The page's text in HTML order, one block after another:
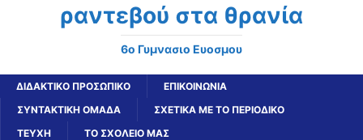
ραντεβού στα θρανία
6o Γυμνασιο Ευοσμου
ΔΙΔΑΚΤΙΚΟ ΠΡΟΣΩΠΙΚΟ
ΕΠΙΚΟΙΝΩΝΙΑ
ΣΥΝΤΑΚΤΙΚΗ ΟΜΑΔΑ
ΣΧΕΤΙΚΑ ΜΕ ΤΟ ΠΕΡΙΟΔΙΚΟ
ΤΕΥΧΗ
ΤΟ ΣΧΟΛΕΙΟ ΜΑΣ